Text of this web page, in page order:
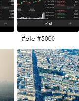
#btc #5000